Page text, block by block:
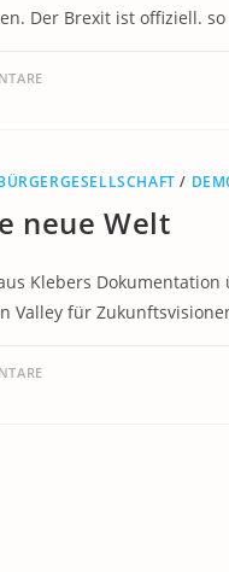
Der Brexit ist offiziell.
/
neue Welt
Klebers
Valley für